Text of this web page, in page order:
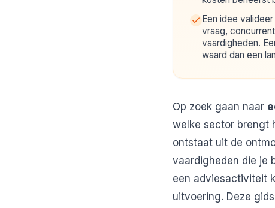
Een idee
vraag,
vaardigheden.
waard dan een
Op zoek gaan naar
welke sector brengt
ontstaat uit de
vaardigheden die je
een adviesactiviteit
uitvoering. Deze